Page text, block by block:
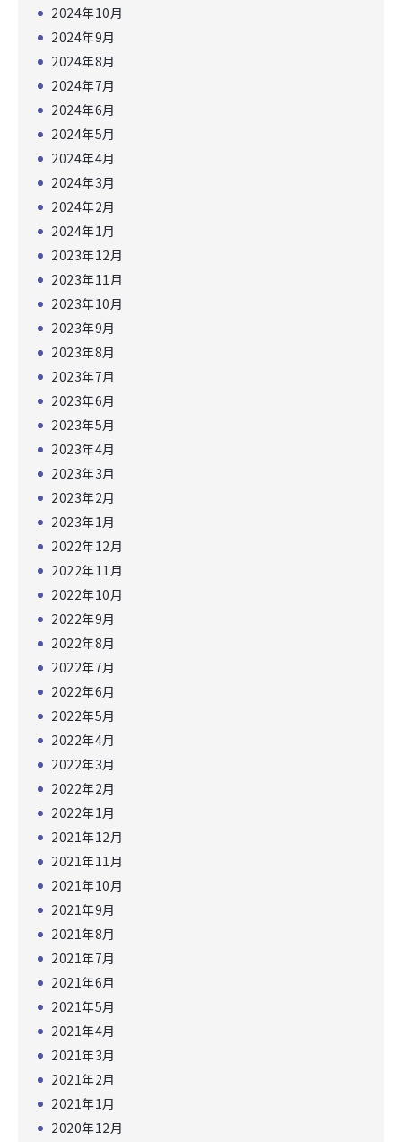
2024年10月
2024年9月
2024年8月
2024年7月
2024年6月
2024年5月
2024年4月
2024年3月
2024年2月
2024年1月
2023年12月
2023年11月
2023年10月
2023年9月
2023年8月
2023年7月
2023年6月
2023年5月
2023年4月
2023年3月
2023年2月
2023年1月
2022年12月
2022年11月
2022年10月
2022年9月
2022年8月
2022年7月
2022年6月
2022年5月
2022年4月
2022年3月
2022年2月
2022年1月
2021年12月
2021年11月
2021年10月
2021年9月
2021年8月
2021年7月
2021年6月
2021年5月
2021年4月
2021年3月
2021年2月
2021年1月
2020年12月